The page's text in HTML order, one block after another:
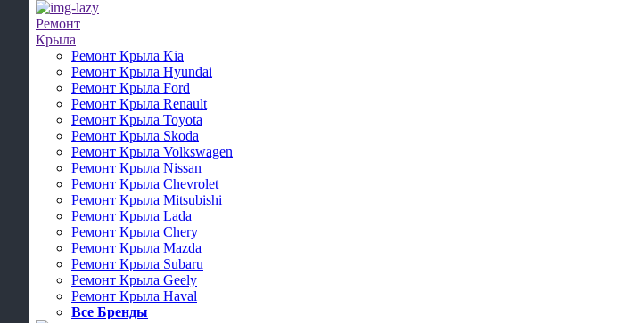
Ремонт
Крыла
Ремонт Крыла Kia
Ремонт Крыла Hyundai
Ремонт Крыла Ford
Ремонт Крыла Renault
Ремонт Крыла Toyota
Ремонт Крыла Skoda
Ремонт Крыла Volkswagen
Ремонт Крыла Nissan
Ремонт Крыла Chevrolet
Ремонт Крыла Mitsubishi
Ремонт Крыла Lada
Ремонт Крыла Chery
Ремонт Крыла Mazda
Ремонт Крыла Subaru
Ремонт Крыла Geely
Ремонт Крыла Haval
Все Бренды